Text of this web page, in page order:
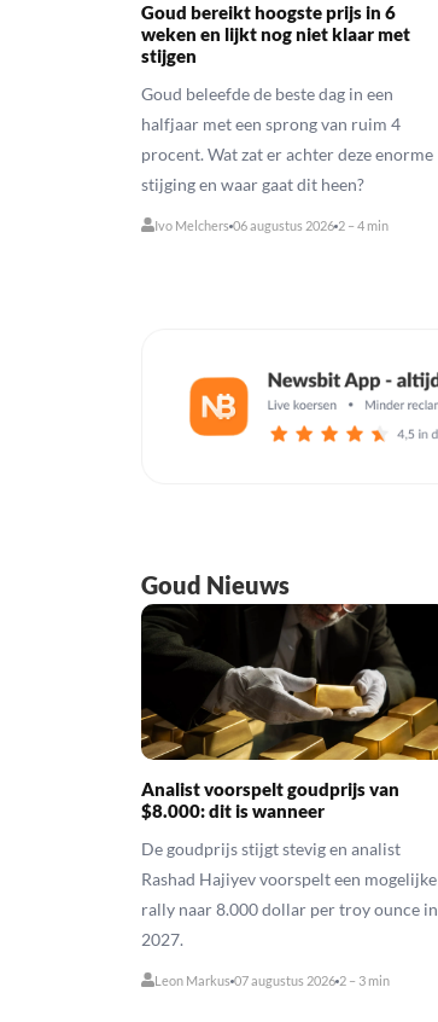
Goud bereikt hoogste prijs in 6
weken en lijkt nog niet klaar met
stijgen
Goud beleefde de beste dag in een
halfjaar met een sprong van ruim 4
procent. Wat zat er achter deze enorme
stijging en waar gaat dit heen?
Ivo Melchers 06 augustus 2026 2 – 4 min
Goud Nieuws
Analist voorspelt goudprijs van
$8.000: dit is wanneer
De goudprijs stijgt stevig en analist
Rashad Hajiyev voorspelt een mogelijke
rally naar 8.000 dollar per troy ounce in
2027.
Leon Markus 07 augustus 2026 2 – 3 min